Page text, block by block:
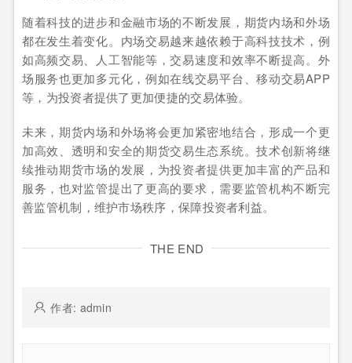
随着科技的进步和金融市场的不断发展，期货内场和外场
都在发生着变化。内场交易越来越依赖于高科技技术，例
如高频交易、人工智能等，交易速度和效率不断提高。外
场服务也更加多元化，例如在线交易平台、移动交易APP
等，为投资者提供了更加便捷的交易体验。
未来，期货内场和外场将会更加紧密地结合，形成一个更
加高效、透明和安全的期货交易生态系统。技术创新将继
续推动期货市场的发展，为投资者提供更加丰富的产品和
服务，也对监管提出了更高的要求，需要监管机构不断完
善监管机制，维护市场秩序，保障投资者利益。
THE END
作者: admin